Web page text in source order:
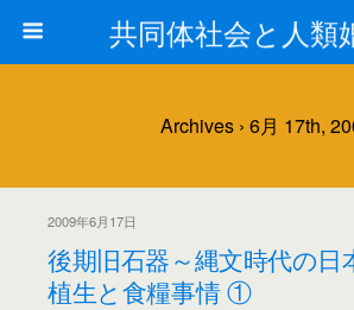
共同体社会と人類
Archives › 6月 17th,
2009年6月17日
後期旧石器～縄文時代の日
植生と食糧事情 ①